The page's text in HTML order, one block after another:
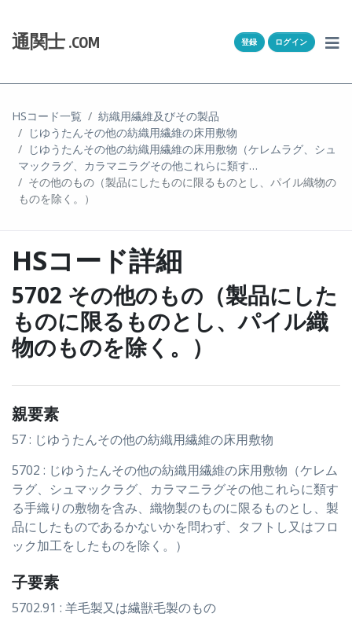
通関士 .COM 登録 ログイン
HSコード一覧
紡織用繊維及びその製品
じゆうたんその他の紡織用繊維の床用敷物
じゆうたんその他の紡織用繊維の床用敷物（ケレムラグ、シュ
マックラグ、カラマニラグその他これらに類す…
その他のもの（製品にしたものに限るものとし、パイル織物の
ものを除く。）
HSコード詳細
5702 その他のもの（製品にした
ものに限るものとし、パイル織
物のものを除く。）
親要素
57 : じゆうたんその他の紡織用繊維の床用敷物
5702 : じゆうたんその他の紡織用繊維の床用敷物（ケレム
ラグ、シュマックラグ、カラマニラグその他これらに類す
る手織りの敷物を含み、織物製のものに限るものとし、製
品にしたものであるかないかを問わず、タフトし又はフロ
ック加工をしたものを除く。）
子要素
5702.91 : 羊毛製又は繊獣毛製のもの
通関Ｑ＆Ａ
通関士NEWS
ユーザー登録
ログイン